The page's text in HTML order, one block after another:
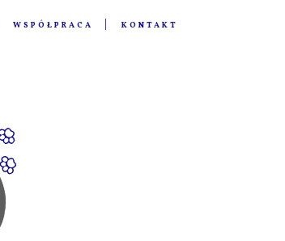
WSPÓŁPRACA KONTAKT